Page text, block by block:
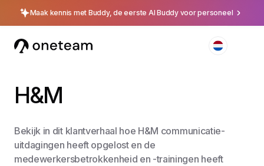
Maak kennis met Buddy, de eerste AI Buddy voor personeel
H&M
Bekijk in dit klantverhaal hoe H&M communicatie-
uitdagingen heeft opgelost en de
medewerkersbetrokkenheid en -trainingen heeft